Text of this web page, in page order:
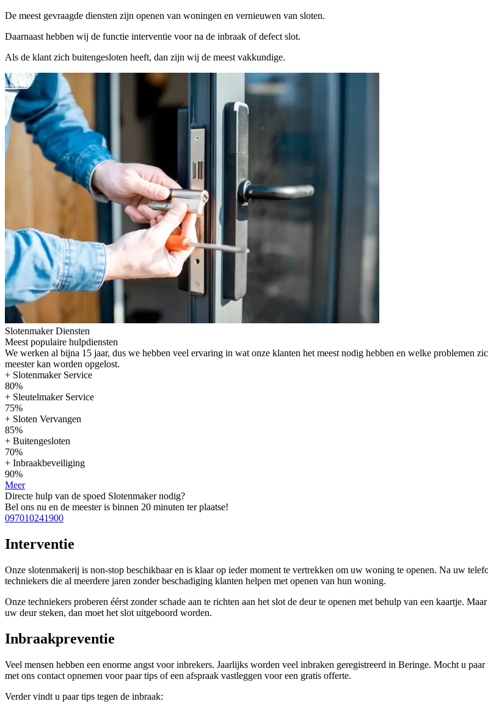
De meest gevraagde diensten zijn openen van woningen en vernieuwen van sloten.
Daarnaast hebben wij de functie interventie voor na de inbraak of defect slot.
Als de klant zich buitengesloten heeft, dan zijn wij de meest vakkundige.
Slotenmaker Diensten
Meest populaire hulpdiensten
We werken al bijna 15 jaar, dus we hebben veel ervaring in wat onze klanten het meest nodig hebben en welke problemen
meester kan worden opgelost.
+ Slotenmaker Service
80%
+ Sleutelmaker Service
75%
+ Sloten Vervangen
85%
+ Buitengesloten
70%
+ Inbraakbeveiliging
90%
Meer
Directe hulp van de spoed Slotenmaker nodig?
Bel ons nu en de meester is binnen 20 minuten ter plaatse!
097010241900
Interventie
Onze slotenmakerij is non-stop beschikbaar en is klaar op ieder moment te vertrekken om uw woning te openen. Na uw
techniekers die al meerdere jaren zonder beschadiging klanten helpen met openen van hun woning.
Onze techniekers proberen éérst zonder schade aan te richten aan het slot de deur te openen met behulp van een kaartje.
uw deur steken, dan moet het slot uitgeboord worden.
Inbraakpreventie
Veel mensen hebben een enorme angst voor inbrekers. Jaarlijks worden veel inbraken geregistreerd in Beringe. Mocht u
met ons contact opnemen voor paar tips of een afspraak vastleggen voor een gratis offerte.
Verder vindt u paar tips tegen de inbraak: